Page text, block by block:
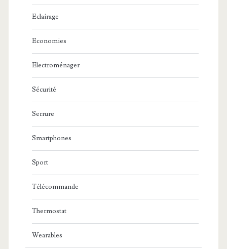
Eclairage
Economies
Electroménager
Sécurité
Serrure
Smartphones
Sport
Télécommande
Thermostat
Wearables